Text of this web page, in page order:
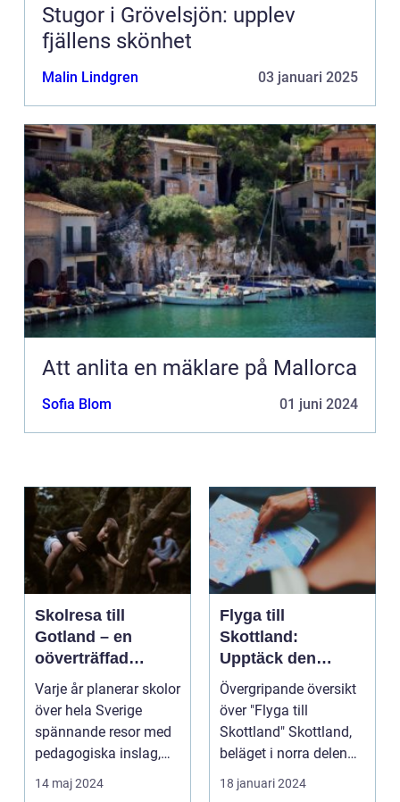
Stugor i Grövelsjön: upplev
fjällens skönhet
Malin Lindgren 03 januari 2025
Att anlita en mäklare på Mallorca
Sofia Blom 01 juni 2024
Skolresa till
Gotland – en
oöverträffad
läroplan i levande
historia
Varje år planerar skolor
över hela Sverige
spännande resor med
pedagogiska inslag,
d...
14 maj 2024
Flyga till
Skottland:
Upptäck den
magnifika naturen
och rika historien
Övergripande översikt
över "Flyga till
Skottland" Skottland,
beläget i norra delen
av Storbritannie...
18 januari 2024